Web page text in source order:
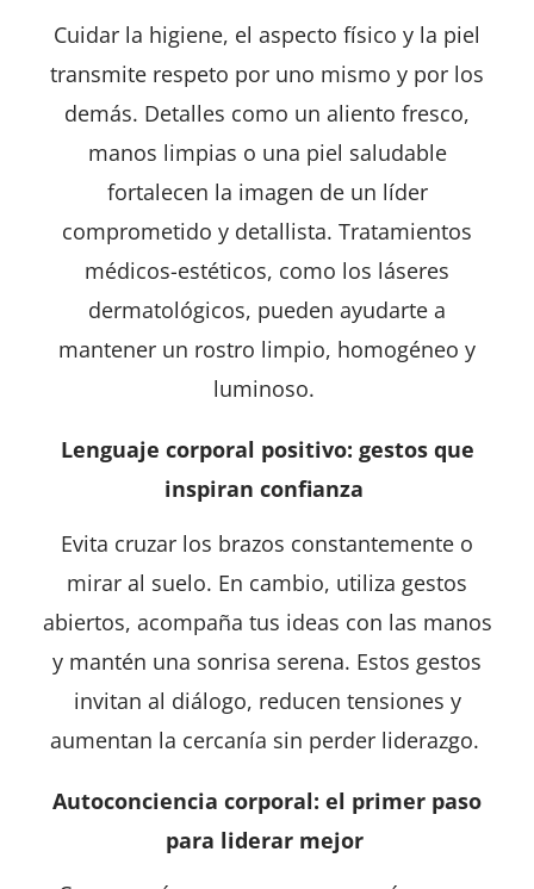
Cuidar la higiene, el aspecto físico y la piel
transmite respeto por uno mismo y por los
demás. Detalles como un aliento fresco,
manos limpias o una piel saludable
fortalecen la imagen de un líder
comprometido y detallista. Tratamientos
médicos-estéticos, como los láseres
dermatológicos, pueden ayudarte a
mantener un rostro limpio, homogéneo y
luminoso.
Lenguaje corporal positivo: gestos que
inspiran confianza
Evita cruzar los brazos constantemente o
mirar al suelo. En cambio, utiliza gestos
abiertos, acompaña tus ideas con las manos
y mantén una sonrisa serena. Estos gestos
invitan al diálogo, reducen tensiones y
aumentan la cercanía sin perder liderazgo.
Autoconciencia corporal: el primer paso
para liderar mejor